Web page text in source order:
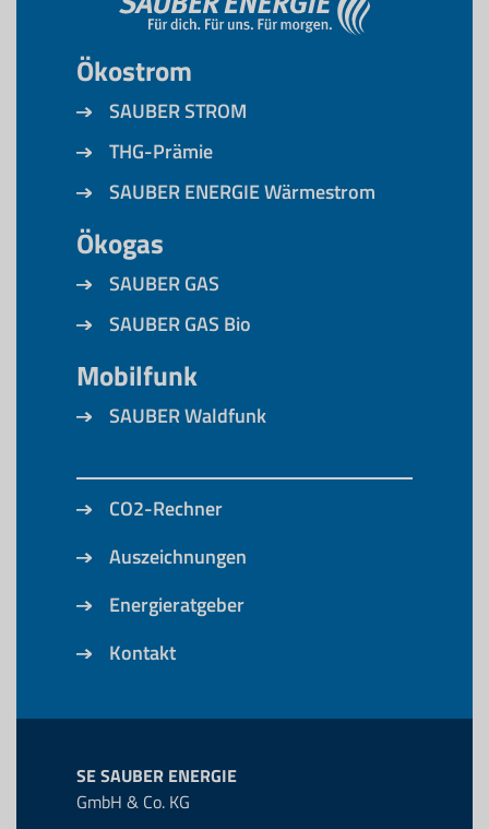
Ökostrom
SAUBER STROM
THG-Prämie
SAUBER ENERGIE Wärmestrom
Ökogas
SAUBER GAS
SAUBER GAS Bio
Mobilfunk
SAUBER Waldfunk
CO2-Rechner
Auszeichnungen
Energieratgeber
Kontakt
SE SAUBER ENERGIE
GmbH & Co. KG